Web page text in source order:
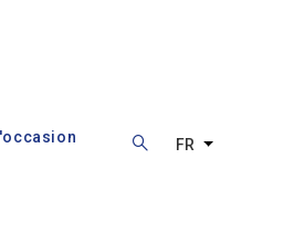
FR Lister les